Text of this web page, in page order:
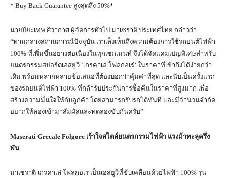
* Buy Back Guarantee สูงสุดถึง 50%*
นายปิยะเทพ ศิวากาศ ผู้จัดการทั่วไป มาเซราติ ประเทศไทย กล่าวว่า
“ท่ามกลางสถานการณ์ปัจจุบัน เราเล็งเห็นถึงความต้องการใช้รถยนต์ไฟฟ้า
100% ที่เพิ่มขึ้นอย่างต่อเนื่องในทุกเซกเมนท์ จึงได้จัดแคมเปญพิเศษสำหรับ
ยนตรกรรมสปอร์ตเอสยูวี ‘เกรคาเล่ โฟลกอเร่’ ในราคาที่เข้าถึงได้ง่ายกว่า
เดิม พร้อมหลากหลายข้อเสนอที่ต้องบอกว่าคุ้มค่าที่สุด และนับเป็นครั้งแรก
ของรถยนต์ไฟฟ้า 100% ที่กล้ารับประกันการซื้อคืนในราคาที่สูงมาก เพื่อ
สร้างความมั่นใจให้กับลูกค้า โดยสามารถรับรถได้ทันที และมีจำนวนจำกัด
อยากให้ลองเข้ามาสัมผัสและทดลองขับกันครับ”
Maserati Grecale Folgore เร้าใจสไตล์ยนตรกรรมไฟฟ้า แรงม้าทะลุครึ่ง
พัน
มาเซราติ เกรคาเล่ โฟลกอเร่ เป็นเอสยูวีที่ขับเคลื่อนด้วยไฟฟ้า 100% รุ่น